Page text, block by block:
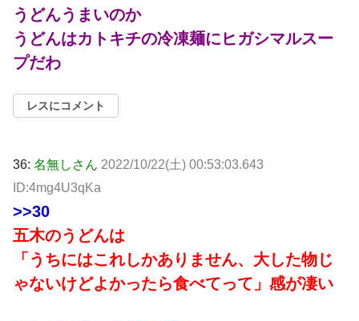
うどんうまいのか
うどんはカトキチの冷凍麺にヒガシマルスー
プだわ
レスにコメント
36: 名無しさん 2022/10/22(土) 00:53:03.643
ID:4mg4U3qKa
>>30
五木のうどんは
「うちにはこれしかありません、大した物じ
ゃないけどよかったら食べてって」感が凄い